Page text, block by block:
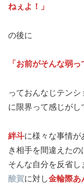
ねぇよ！」
の後に
「お前がそんな弱
っておんなじテン
に限界って感じが
絆斗に様々な事情が
き相手を間違えたの
そんな自分を反省し
酸賀に対し金輪際あ